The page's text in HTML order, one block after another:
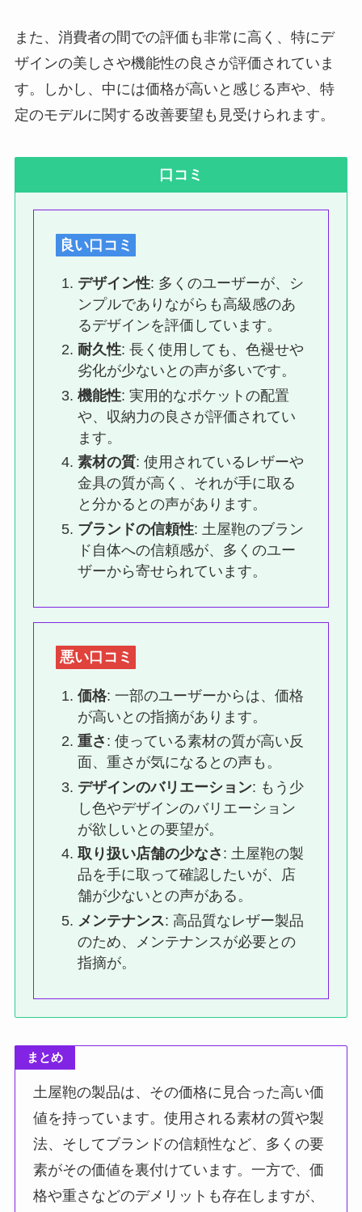
また、消費者の間での評価も非常に高く、特にデ
ザインの美しさや機能性の良さが評価されていま
す。しかし、中には価格が高いと感じる声や、特
定のモデルに関する改善要望も見受けられます。
口コミ
良い口コミ
デザイン性: 多くのユーザーが、シ
ンプルでありながらも高級感のあ
るデザインを評価しています。
耐久性: 長く使用しても、色褪せや
劣化が少ないとの声が多いです。
機能性: 実用的なポケットの配置
や、収納力の良さが評価されてい
ます。
素材の質: 使用されているレザーや
金具の質が高く、それが手に取る
と分かるとの声があります。
ブランドの信頼性: 土屋鞄のブラン
ド自体への信頼感が、多くのユー
ザーから寄せられています。
悪い口コミ
価格: 一部のユーザーからは、価格
が高いとの指摘があります。
重さ : 使っている素材の質が高い反
面、重さが気になるとの声も。
デザインのバリエーション: もう少
し色やデザインのバリエーション
が欲しいとの要望が。
取り扱い店舗の少なさ : 土屋鞄の製
品を手に取って確認したいが、店
舗が少ないとの声がある。
メンテナンス: 高品質なレザー製品
のため、メンテナンスが必要との
指摘が。
まとめ
土屋鞄の製品は、その価格に見合った高い価
値を持っています。使用される素材の質や製
法、そしてブランドの信頼性など、多くの要
素がその価値を裏付けています。一方で、価
格や重さなどのデメリットも存在しますが、